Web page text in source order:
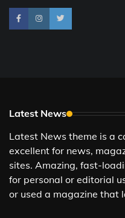
Latest News
Latest News theme is a
excellent for news,
sites. Amazing, fast-
for personal or editorial
or used a magazine that